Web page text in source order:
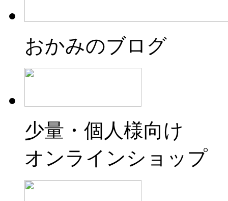
おかみのブログ
少量・個人様向け
オンラインショップ